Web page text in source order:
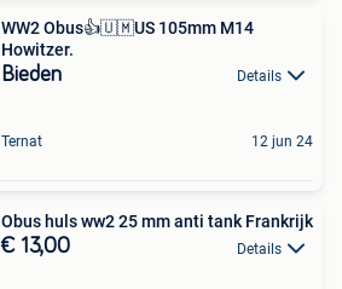
WW2 Obus👍🇺🇲US 105mm M14
Howitzer.
Bieden Details
Ternat 12 jun 24
Obus huls ww2 25 mm anti tank Frankrijk
€ 13,00 Details